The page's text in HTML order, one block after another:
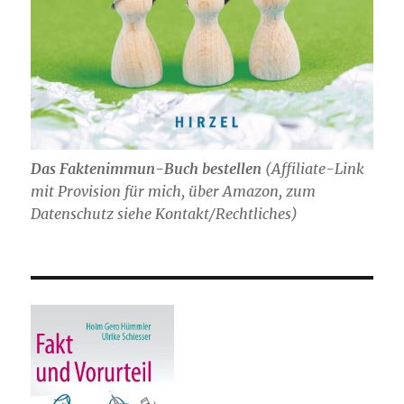
Das Faktenimmun-Buch bestellen (Affiliate-Link
mit Provision für mich, über Amazon, zum
Datenschutz siehe Kontakt/Rechtliches)